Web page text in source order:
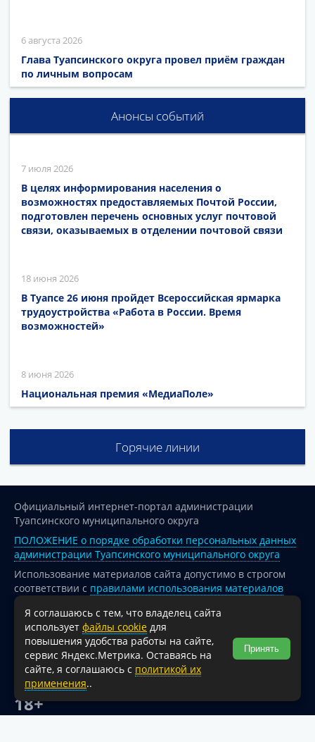
6 августа 2026
Глава Туапсинского округа провел приём граждан
по личным вопросам
Анонсы событий
7 июля 2026
В целях информирования населения о
возможностях предоставляемых Почтой России,
подготовлен перечень основных услуг почтовой
связи, оказываемых в отделении почтовой связи
18 июня 2026
В Туапсе 26 июня пройдет Всероссийская ярмарка
трудоустройства «Работа в России. Время
возможностей»
8 июня 2026
Национальная премия «МедиаПоле»
Горячие линии
Официальный интернет-портал администрации
Туапсинского муниципального округа
ПОЛОЖЕНИЕ о порядке обработки персональных данных
администрации Туапсинского муниципального округа
Использование материалов сайта допустимо в строгом
соответствии с правилами использования материалов
опубликованных на сайте
При перепечатке и использовании информации ссылка
на источник обязательна.
Для сайтов и страниц сети Интернет обязательна
активная гиперссылка на официальный интернет-портал
администрации Туапсинского муниципального округа.
18+
Я соглашаюсь с тем, что владелец сайта
использует файлы cookie для
повышения удобства работы на сайте,
сервис Яндекс.Метрика. Оставаясь на
сайте, я соглашаюсь с политикой их
применения..
Принять